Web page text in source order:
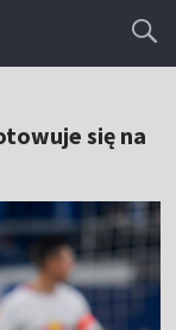
się na